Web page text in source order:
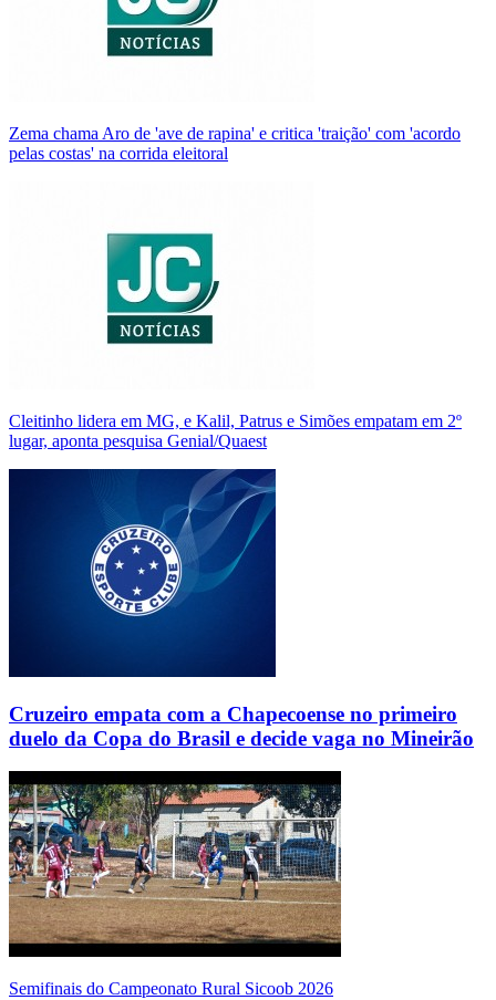
Zema chama Aro de 'ave de rapina' e critica 'traição' com 'acordo
pelas costas' na corrida eleitoral
Cleitinho lidera em MG, e Kalil, Patrus e Simões empatam em 2º
lugar, aponta pesquisa Genial/Quaest
Cruzeiro empata com a Chapecoense no primeiro
duelo da Copa do Brasil e decide vaga no Mineirão
Semifinais do Campeonato Rural Sicoob 2026